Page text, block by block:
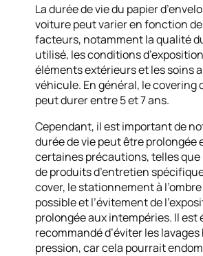
La durée de vie du papier
voiture peut varier en fonction
facteurs, notamment la qualité
utilisé, les conditions
éléments extérieurs et les soins
véhicule. En général, le covering
peut durer entre 5 et 7 ans.
Cependant, il est important de
durée de vie peut être prolongée
certaines précautions, telles que
de produits d’entretien
cover, le stationnement à
possible et l’évitement de
prolongée aux intempéries. Il est
recommandé d’éviter les
pression, car cela pourrait